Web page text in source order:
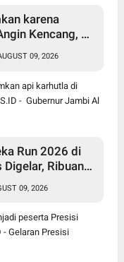
karena
Kencang, Al
di Sungai
09, 2026
api karhutla di
- Gubernur Jambi Al
Run 2026 di
Ribuan
Nasional
09, 2026
peserta Presisi
- Gelaran Presisi